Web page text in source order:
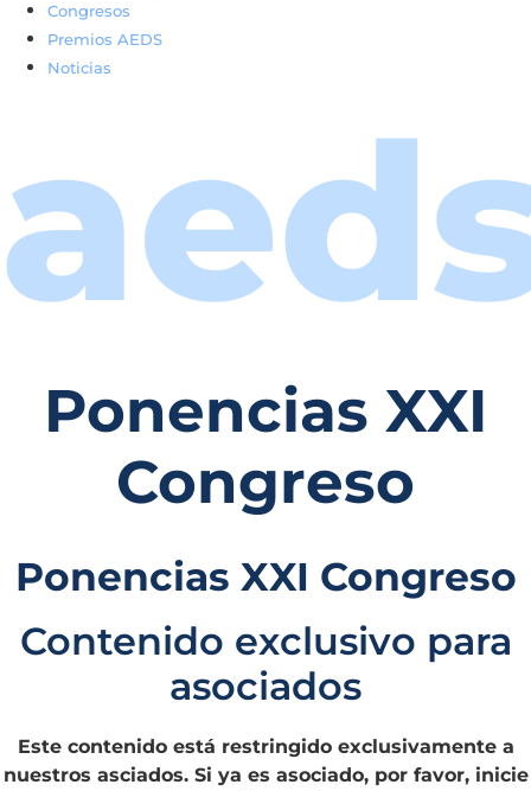
Congresos
Premios AEDS
Noticias
Ponencias XXI
Congreso
Ponencias XXI Congreso
Contenido exclusivo para
asociados
Este contenido está restringido exclusivamente a
nuestros asciados. Si ya es asociado, por favor, inicie